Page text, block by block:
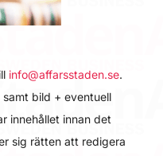
info@affarsstaden.se.
bild + eventuell
innehållet innan det
sig rätten att redigera